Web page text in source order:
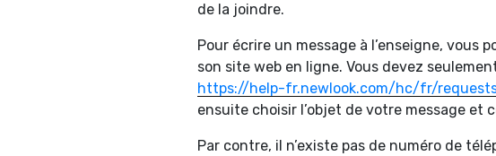
de la joindre.
Pour écrire un message à l’enseigne, vous
son site web en ligne. Vous devez
https://help-fr.newlook.com/hc/fr/
ensuite choisir l’objet de votre message et
Par contre, il n’existe pas de numéro de